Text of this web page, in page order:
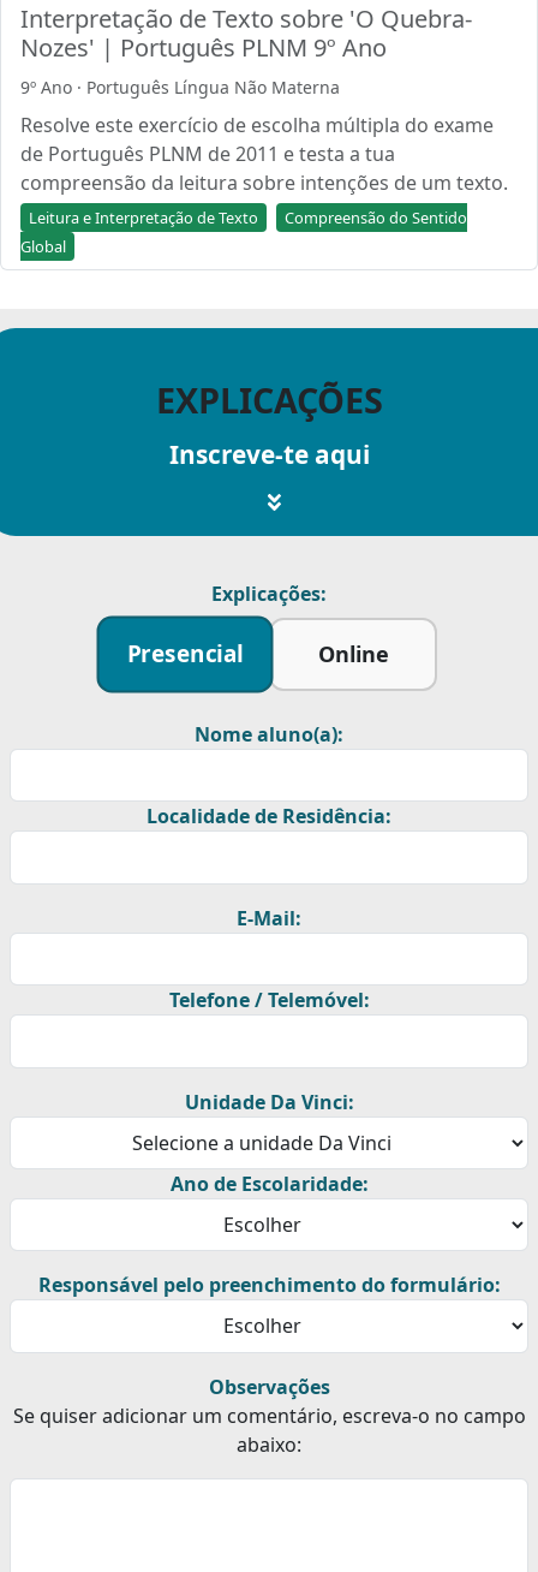
Interpretação de Texto sobre 'O Quebra-
Nozes' | Português PLNM 9º Ano
9º Ano · Português Língua Não Materna
Resolve este exercício de escolha múltipla do exame
de Português PLNM de 2011 e testa a tua
compreensão da leitura sobre intenções de um texto.
Leitura e Interpretação de Texto
Compreensão do Sentido
Global
EXPLICAÇÕES
Inscreve-te aqui
Explicações:
Presencial Online
Nome aluno(a):
Localidade de Residência:
E-Mail:
Telefone / Telemóvel:
Unidade Da Vinci:
Ano de Escolaridade:
Responsável pelo preenchimento do formulário:
Observações
Se quiser adicionar um comentário, escreva-o no campo
abaixo: